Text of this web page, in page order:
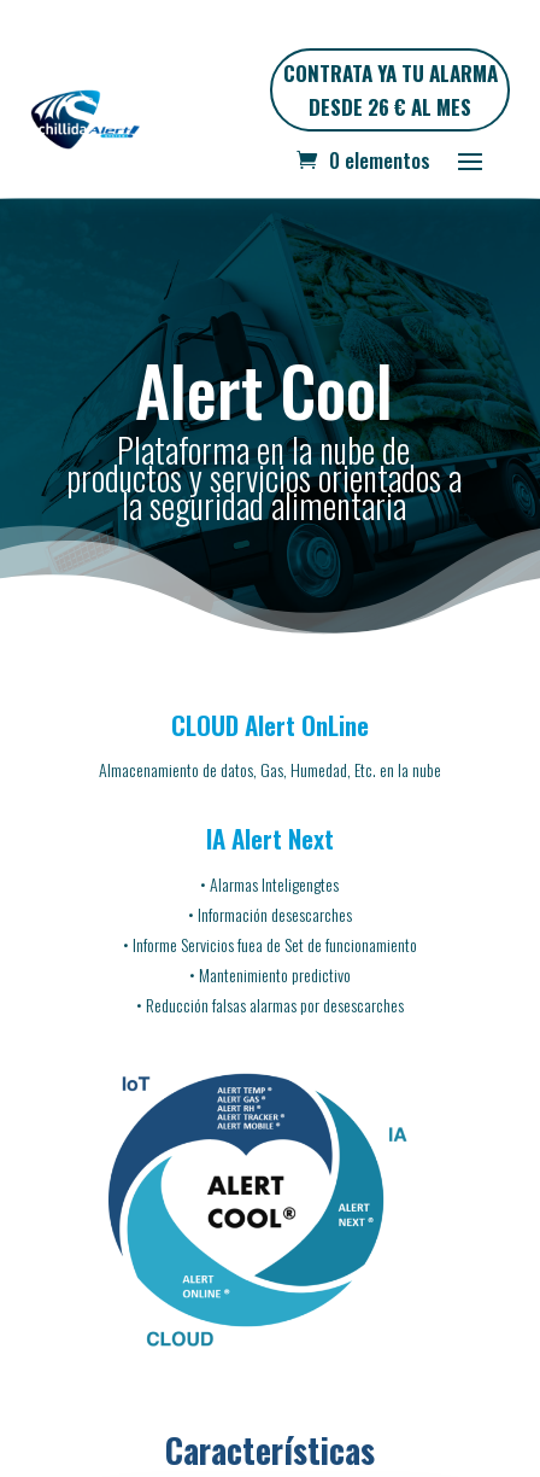
CONTRATA YA TU ALARMA
DESDE 26 € AL MES
0 elementos
Alert Cool
Plataforma en la nube de
productos y servicios orientados a
la seguridad alimentaria
CLOUD Alert OnLine
Almacenamiento de datos, Gas, Humedad, Etc. en la nube
IA Alert Next
• Alarmas Inteligengtes
• Información desescarches
• Informe Servicios fuea de Set de funcionamiento
• Mantenimiento predictivo
• Reducción falsas alarmas por desescarches
Características